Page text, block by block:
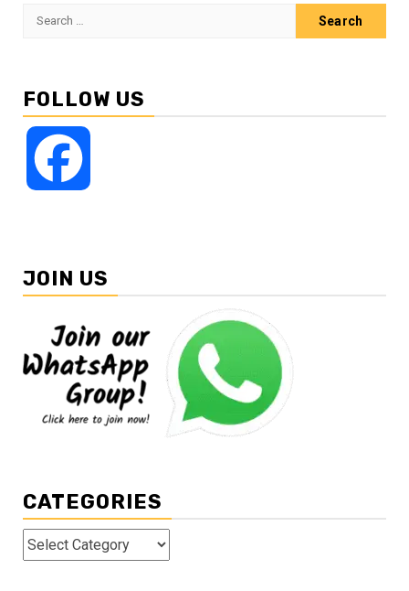
Search
FOLLOW US
JOIN US
CATEGORIES
Categories